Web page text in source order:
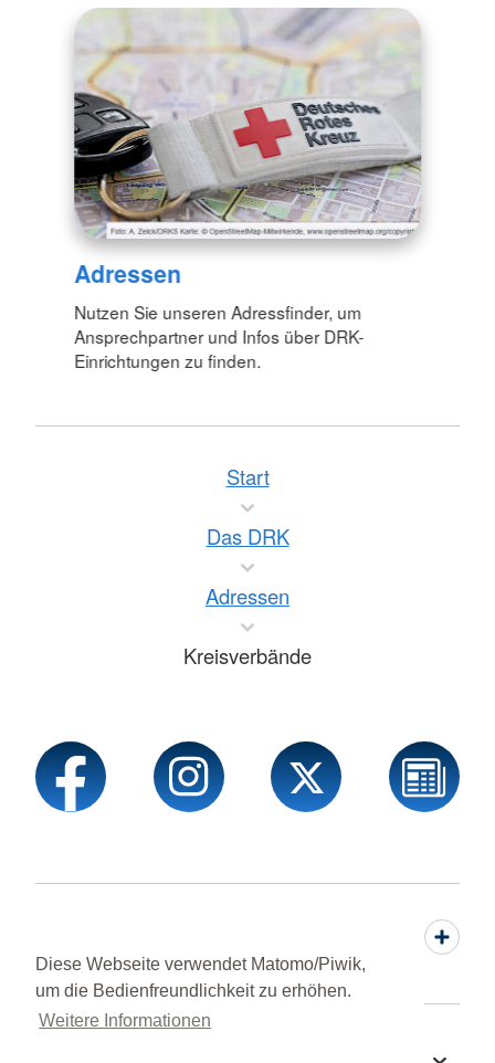
Diese Webseite verwendet Matomo/Piwik,
um die Bedienfreundlichkeit zu erhöhen.
Weitere Informationen
Adressen
Nutzen Sie unseren Adressfinder, um
Ansprechpartner und Infos über DRK-
Einrichtungen zu finden.
Start
Das DRK
Adressen
Kreisverbände